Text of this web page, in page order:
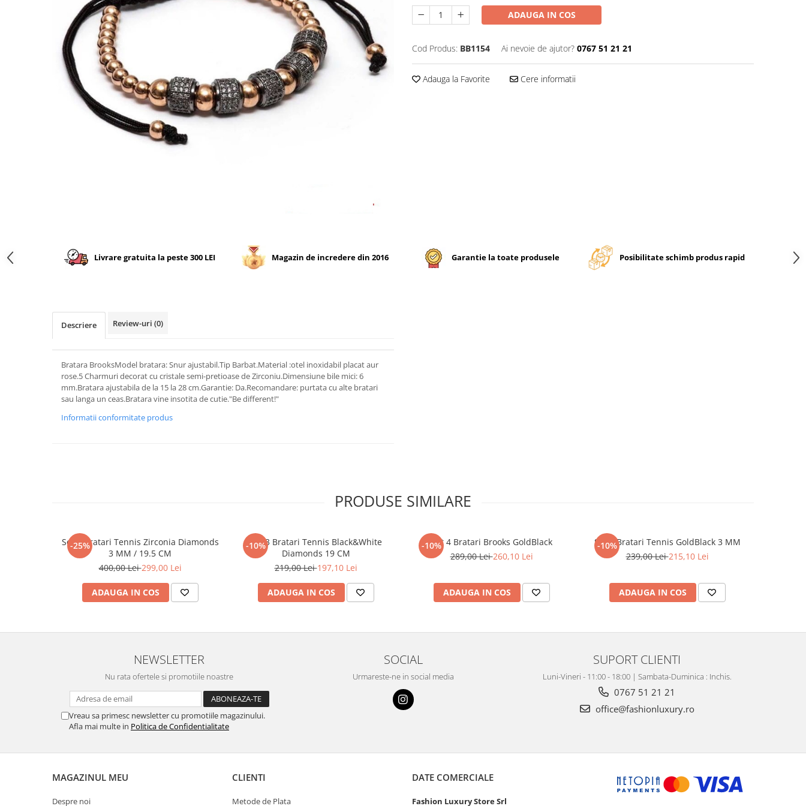
CEASURI DAMA
ADAUGA IN COS
Cod Produs: BB1154 Ai nevoie de ajutor? 0767 51 21 21
Adauga la Favorite Cere informatii
Livrare gratuita la peste 300 LEI Magazin de incredere din 2016 Garantie la toate produsele Posibilitate schimb produs rapid
Descriere Review-uri (0)
Bratara BrooksModel bratara: Snur ajustabil.Tip Barbat.Material :otel inoxidabil placat aur
rose.5 Charmuri decorat cu cristale semi-pretioase de Zirconiu.Dimensiune bile mici: 6
mm.Bratara ajustabila de la 15 la 28 cm.Garantie: Da.Recomandare: purtata cu alte bratari
sau langa un ceas.Bratara vine insotita de cutie."Be different!"
Informatii conformitate produs
PRODUSE SIMILARE
-25%
Set 5 Bratari Tennis Zirconia Diamonds
3 MM / 19.5 CM
400,00 Lei299,00 Lei
ADAUGA IN COS
-10%
Set 3 Bratari Tennis Black&White
Diamonds 19 CM
219,00 Lei197,10 Lei
ADAUGA IN COS
-10%Set 4 Bratari Brooks GoldBlack
289,00 Lei260,10 Lei
ADAUGA IN COS
-10%
Set 3 Bratari Tennis GoldBlack 3 MM
239,00 Lei215,10 Lei
ADAUGA IN COS
NEWSLETTER
Nu rata ofertele si promotiile noastre
Vreau sa primesc newsletter cu promotiile magazinului.
Afla mai multe in Politica de Confidentialitate
SOCIAL
Urmareste-ne in social media
SUPORT CLIENTI
Luni-Vineri - 11:00 - 18:00 | Sambata-Duminica : Inchis.
0767 51 21 21
office@fashionluxury.ro
MAGAZINUL MEU
Despre noi
CLIENTI
Metode de Plata
DATE COMERCIALE
Fashion Luxury Store Srl